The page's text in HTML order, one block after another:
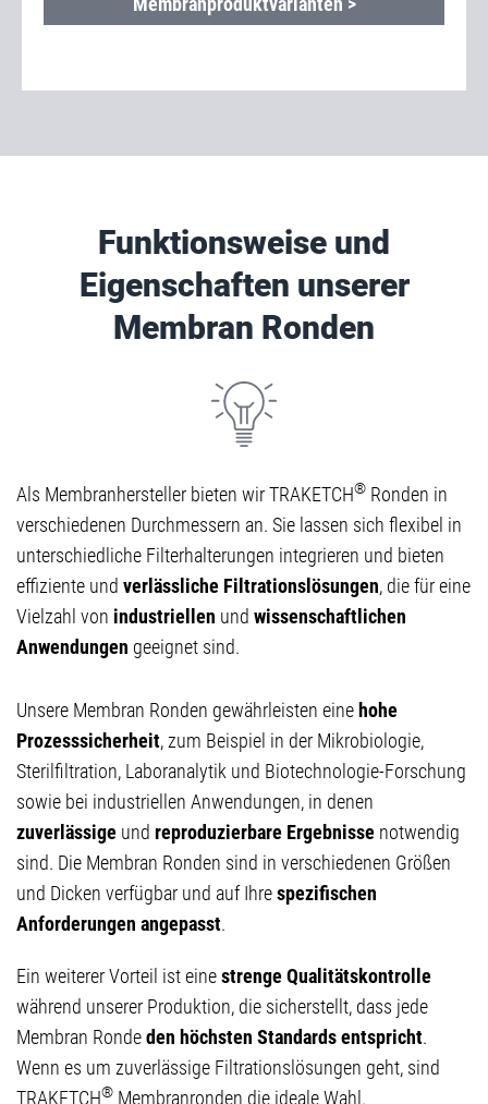
Funktionsweise und
Eigenschaften unserer
Membran Ronden
Als Membranhersteller bieten wir TRAKETCH® Ronden in
verschiedenen Durchmessern an. Sie lassen sich flexibel in
unterschiedliche Filterhalterungen integrieren und bieten
effiziente und verlässliche Filtrationslösungen, die für eine
Vielzahl von industriellen und wissenschaftlichen
Anwendungen geeignet sind.
Unsere Membran Ronden gewährleisten eine hohe
Prozesssicherheit, zum Beispiel in der Mikrobiologie,
Sterilfiltration, Laboranalytik und Biotechnologie-Forschung
sowie bei industriellen Anwendungen, in denen
zuverlässige und reproduzierbare Ergebnisse notwendig
sind. Die Membran Ronden sind in verschiedenen Größen
und Dicken verfügbar und auf Ihrespezifischen
Anforderungen angepasst.
Ein weiterer Vorteil ist einestrenge Qualitätskontrolle
während unserer Produktion, die sicherstellt, dass jede
Membran Rondeden höchsten Standards entspricht.
Wenn es um zuverlässige Filtrationslösungen geht, sind
TRAKETCH® Membranronden die ideale Wahl.